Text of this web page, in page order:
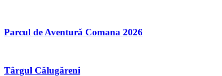
Parcul de Aventură Comana 2026
Târgul Călugăreni